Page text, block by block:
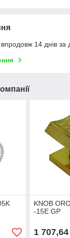
14 днів за
KNOB
-15E GP
1 707,64